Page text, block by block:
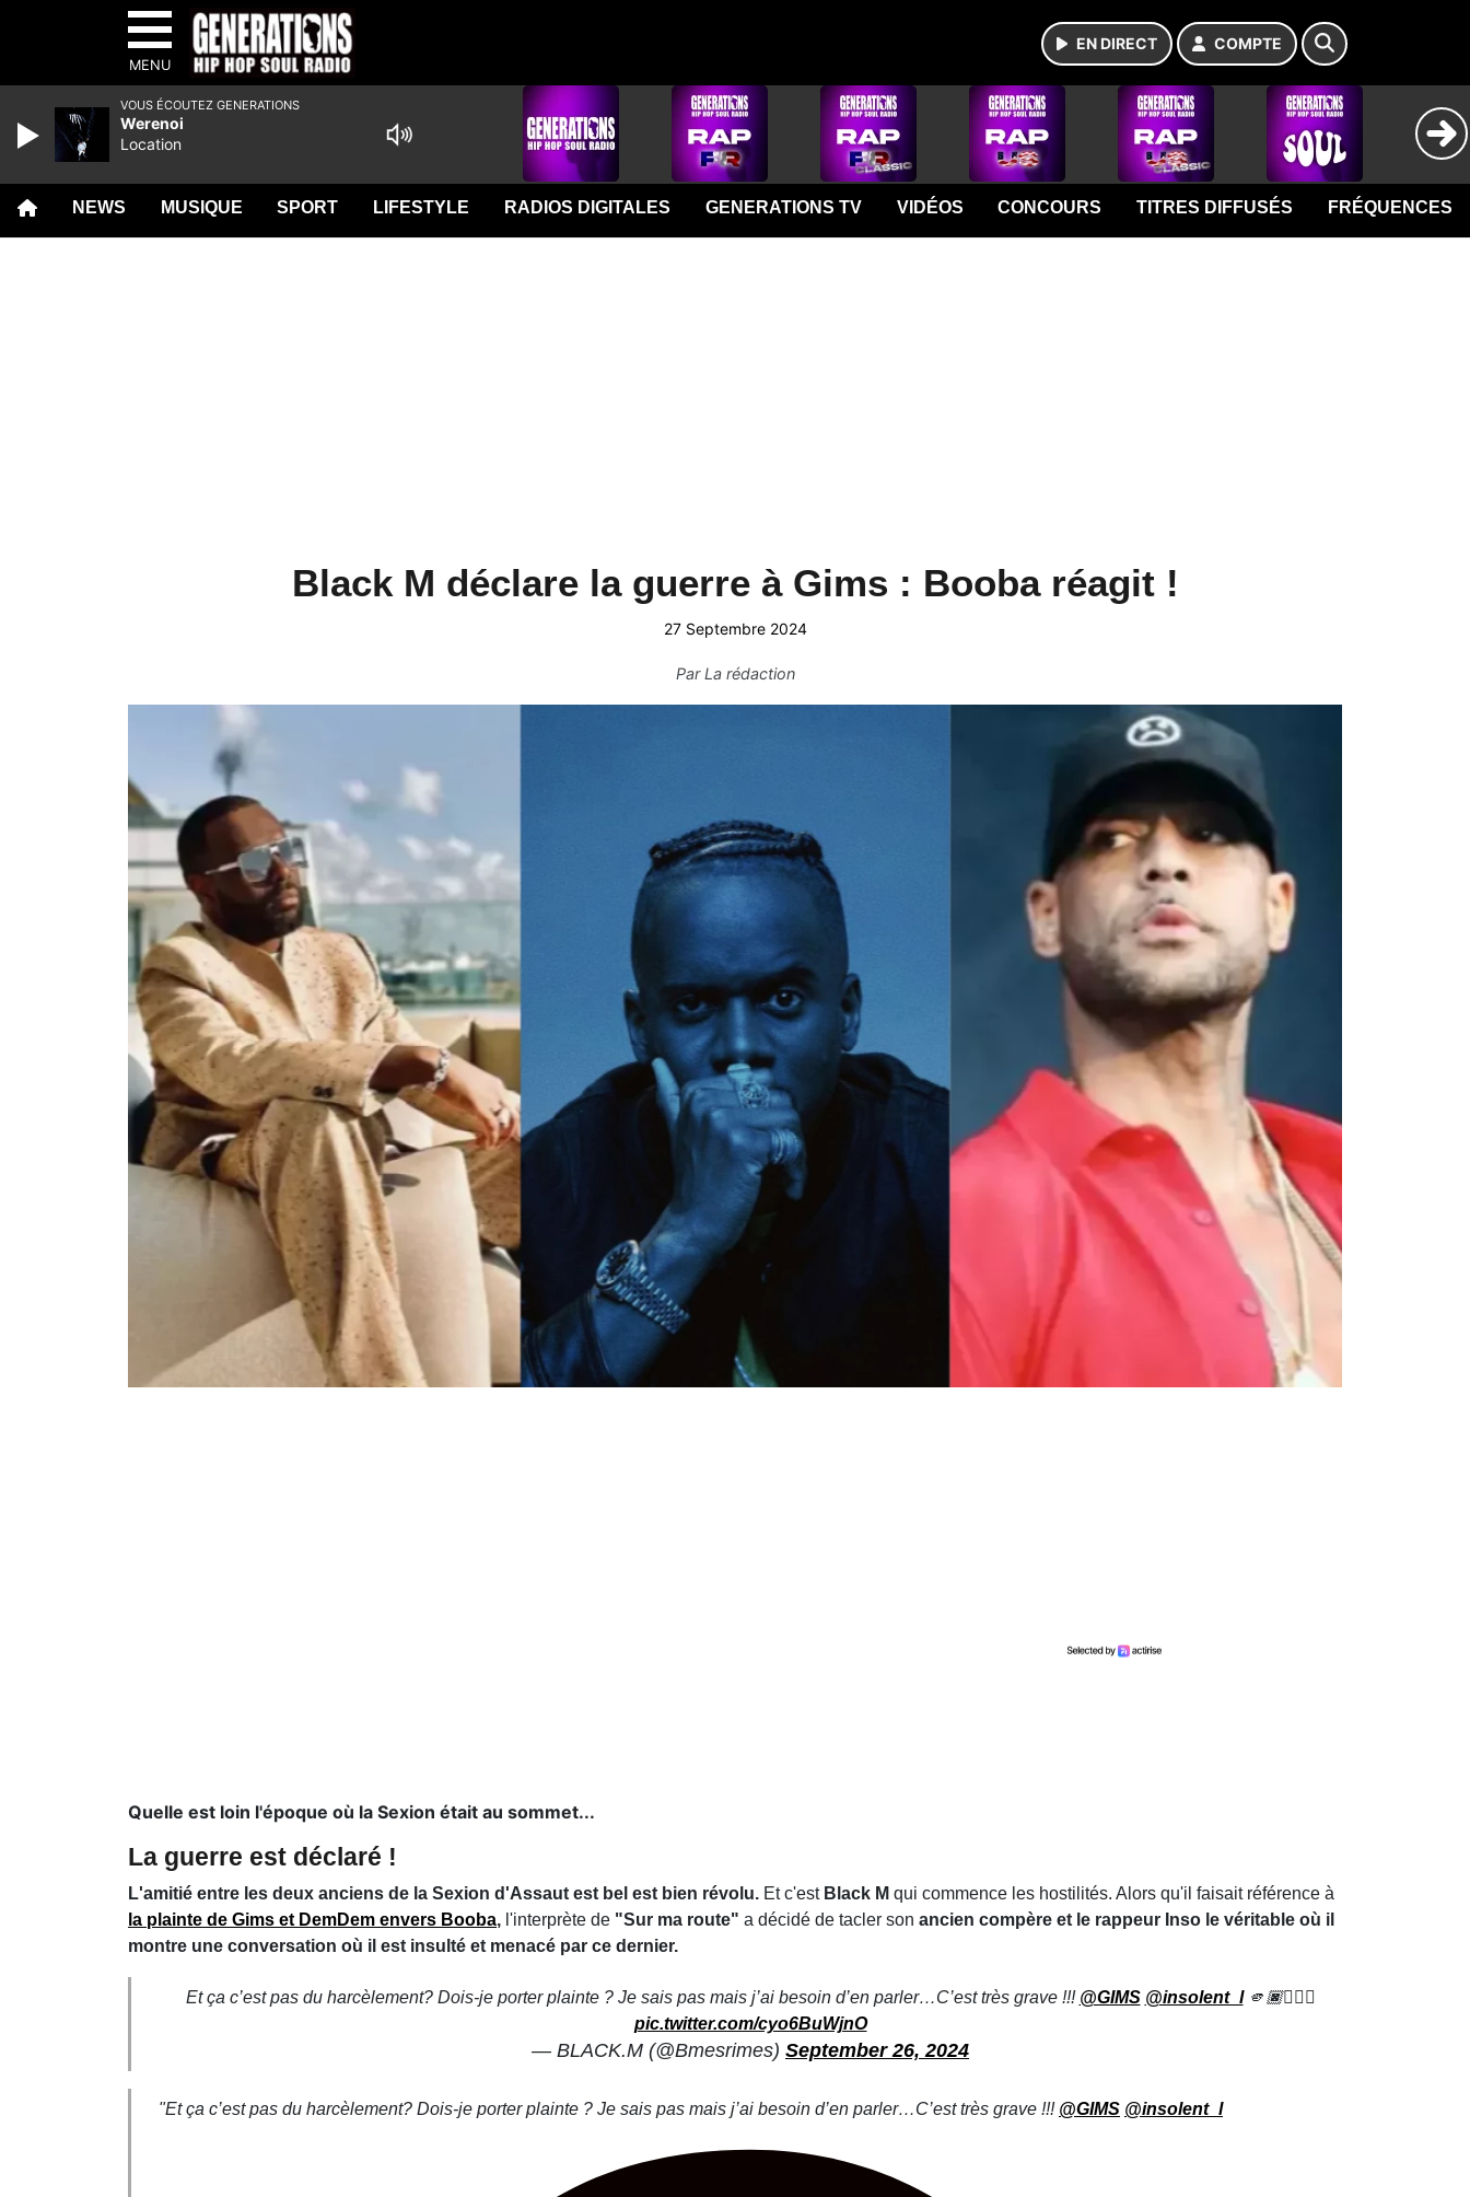
MENU
EN DIRECT COMPTE
NEWS MUSIQUE SPORT LIFESTYLE RADIOS DIGITALES GENERATIONS TV VIDÉOS CONCOURS TITRES DIFFUSÉS FRÉQUENCES
Black M déclare la guerre à Gims : Booba réagit !
27 Septembre 2024
ParLa rédaction
Quelle est loin l'époque où la Sexion était au sommet...
La guerre est déclaré !
L'amitié entre les deux anciens de la Sexion d'Assaut est bel est bien révolu. Et c'est Black M qui commence les hostilités. Alors qu'il faisait référence à
la plainte de Gims et DemDem envers Booba, l'interprète de "Sur ma route" a décidé de tacler son ancien compère et le rappeur Inso le véritable où il
montre une conversation où il est insulté et menacé par ce dernier.
Et ça c’est pas du harcèlement? Dois-je porter plainte ? Je sais pas mais j’ai besoin d’en parler…C’est très grave !!! @GIMS @insolent_l🫵🏿🤷🏿‍♂️
pic.twitter.com/cyo6BuWjnO
— BLACK.M (@Bmesrimes) September 26, 2024
"Et ça c’est pas du harcèlement? Dois-je porter plainte ? Je sais pas mais j’ai besoin d’en parler…C’est très grave !!! @GIMS @insolent_l
VOUS ÉCOUTEZ GENERATIONS
Werenoi
Location